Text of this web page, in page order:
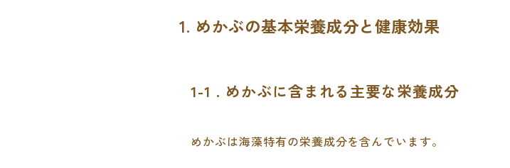
1. めかぶの基本栄養成分と健康効果
1-1 . めかぶに含まれる主要な栄養成分
めかぶは海藻特有の栄養成分を含んでいます。